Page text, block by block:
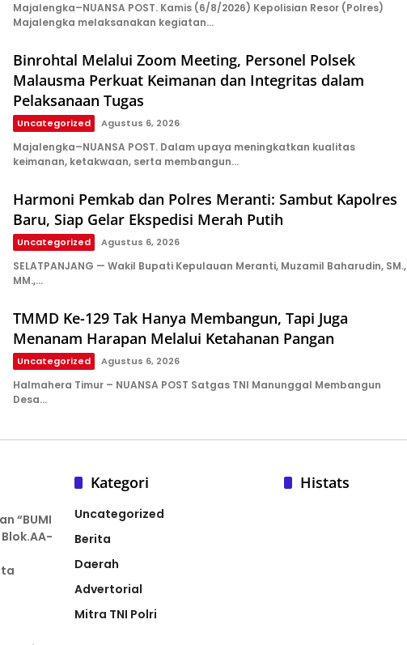
Majalengka–NUANSA POST. Kamis (6/8/2026) Kepolisian Resor (Polres)
Majalengka melaksanakan kegiatan…
Binrohtal Melalui Zoom Meeting, Personel Polsek
Malausma Perkuat Keimanan dan Integritas dalam
Pelaksanaan Tugas
Uncategorized Agustus 6, 2026
Majalengka–NUANSA POST. Dalam upaya meningkatkan kualitas
keimanan, ketakwaan, serta membangun…
Harmoni Pemkab dan Polres Meranti: Sambut Kapolres
Baru, Siap Gelar Ekspedisi Merah Putih
Uncategorized Agustus 6, 2026
SELATPANJANG — Wakil Bupati Kepulauan Meranti, Muzamil Baharudin, SM.,
MM.,…
TMMD Ke-129 Tak Hanya Membangun, Tapi Juga
Menanam Harapan Melalui Ketahanan Pangan
Uncategorized Agustus 6, 2026
Halmahera Timur – NUANSA POST Satgas TNI Manunggal Membangun
Desa…
“BUMI
Blok.AA-
Kategori
Uncategorized
Berita
Daerah
Advertorial
Mitra TNI Polri
Histats